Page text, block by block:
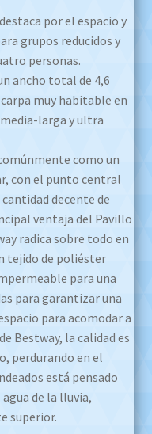
por el espacio y
grupos reducidos y
personas.
ancho total de 4,6
muy habitable en
larga y ultra
como un
con el punto central
decente de
ventaja del Pavillo
radica sobre todo en
tejido de poliéster
para una
para garantizar una
para acomodar a
Bestway, la calidad es
perdurando en el
está pensado
de la lluvia,
superior.